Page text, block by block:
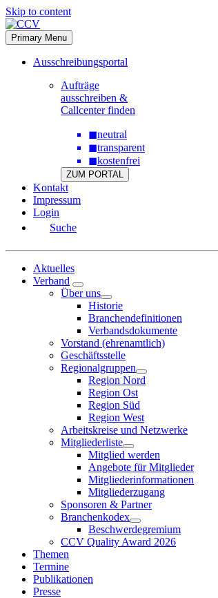
Skip to content
Primary Menu
Ausschreibungsportal
Aufträge
ausschreiben &
Callcenter finden
◼neutral
◼transparent
◼kostenfrei
ZUM PORTAL
Kontakt
Impressum
Login
Suche
Aktuelles
Verband
Über uns
Historie
Branchendefinitionen
Verbandsdokumente
Vorstand (ehrenamtlich)
Geschäftsstelle
Regionalgruppen
Region Nord
Region Ost
Region Süd
Region West
Arbeitskreise und Netzwerke
Mitgliederliste
Mitglied werden
Angebote für Mitglieder
Mitgliederinformationen
Mitgliederzugang
Sponsoren & Partner
Branchenkodex
Beschwerdegremium
CCV Quality Award 2026
Themen
Termine
Publikationen
Presse